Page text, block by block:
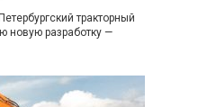
тракторный
новую разработку —